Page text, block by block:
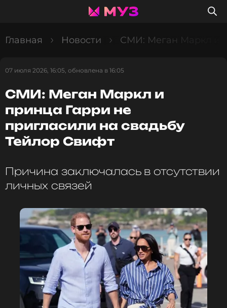
Главная Новости СМИ: Меган Маркл и
07 июля 2026, 16:05, обновлена в 16:05
СМИ: Меган Маркл и
принца Гарри не
пригласили на свадьбу
Тейлор Свифт
Причина заключалась в отсутствии
личных связей